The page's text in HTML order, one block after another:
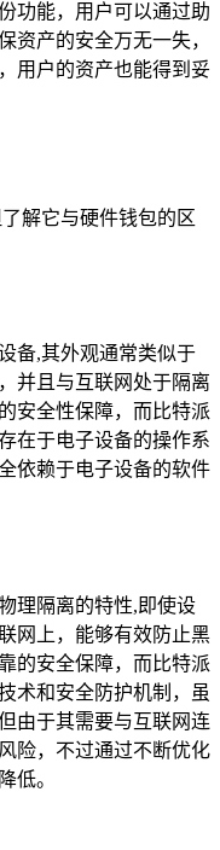
功能，用户可以通过助
资产的安全万无一失，
用户的资产也能得到妥
解它与硬件钱包的区
备,其外观通常类似于
并且与互联网处于隔离
安全性保障，而比特派
在于电子设备的操作系
依赖于电子设备的软件
理隔离的特性,即使设
网上，能够有效防止黑
的安全保障，而比特派
术和安全防护机制，虽
由于其需要与互联网连
险，不过通过不断优化
低。